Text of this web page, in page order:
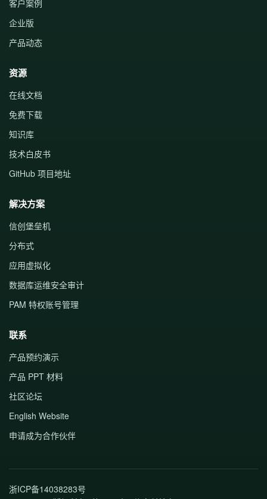
客户案例
企业版
产品动态
资源
在线文档
免费下载
知识库
技术白皮书
GitHub 项目地址
解决方案
信创堡垒机
分布式
应用虚拟化
数据库运维安全审计
PAM 特权账号管理
联系
产品预约演示
产品 PPT 材料
社区论坛
English Website
申请成为合作伙伴
浙ICP备14038283号